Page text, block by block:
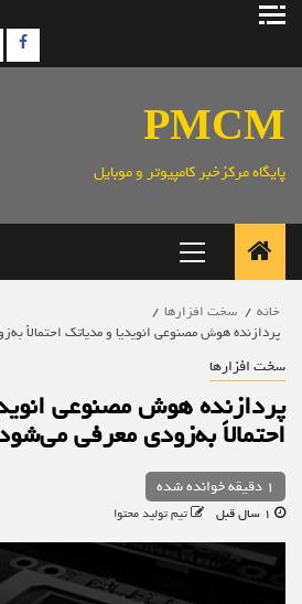
پرش
PMCM
پایگاه مرکزخبر کامپیوتر و موبایل
اصلی
خانه
سخت افزارها
پردازنده هوش مصنوعی انویدیا و مدیاتک احتمالاً
سخت افزارها
پردازنده هوش مصنوعی
احتمالاً به‌زودی معرفی
1 دقیقه خوانده شده
تیم تولید محتوا